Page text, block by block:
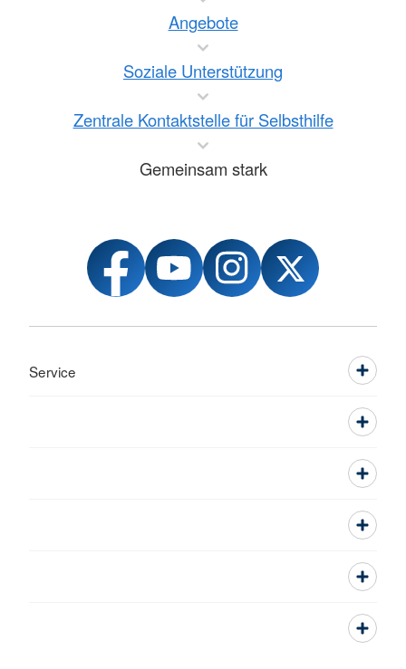
Angebote
Soziale Unterstützung
Zentrale Kontaktstelle für Selbsthilfe
Gemeinsam stark
Service